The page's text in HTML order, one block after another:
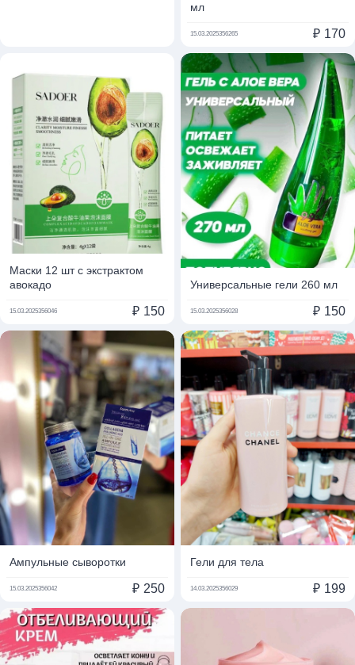
мл
15.03.2025356265 ₽ 170
Маски 12 шт с экстрактом
авокадо
15.03.2025356046 ₽ 150
Универсальные гели 260 мл
15.03.2025356028 ₽ 150
Ампульные сыворотки
15.03.2025356042 ₽ 250
Гели для тела
14.03.2025356029 ₽ 199